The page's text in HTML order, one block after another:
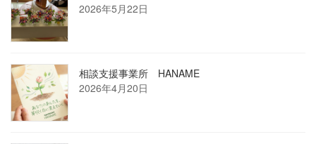
2026年5月22日
相談支援事業所 HANAME
2026年4月20日